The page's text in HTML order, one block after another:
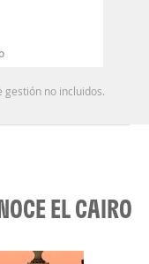
gestión no incluidos.
EL CAIRO